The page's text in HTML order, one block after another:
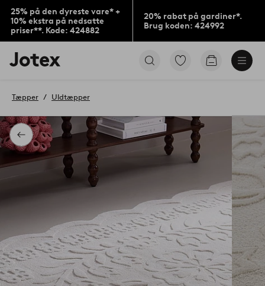
25% på den dyreste vare* +
10% ekstra på nedsatte
priser**. Kode: 424882
20% rabat på gardiner*.
Brug koden: 424992
Jotex
logo
til
Gå
Gå
Tilbage
Tæpper Uldtæpper